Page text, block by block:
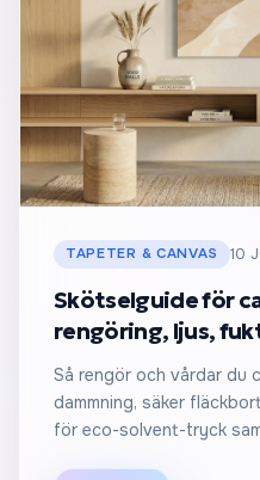
TAPETER & CANVAS 10
Skötselguide för
rengöring, ljus,
Så rengör och vårdar du
dammning, säker
för eco-solvent-tryck